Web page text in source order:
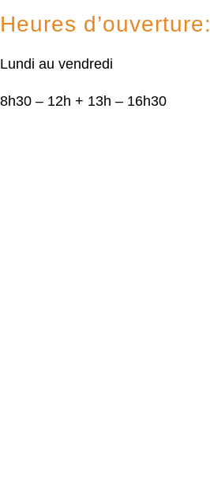
Heures d’ouverture:
Lundi au vendredi
8h30 – 12h + 13h – 16h30